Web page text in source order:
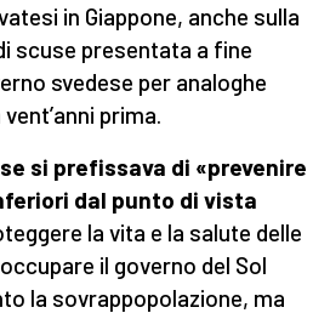
in Giappone, anche sulla
scuse presentata a fine
svedese per analoghe
prima.
si prefissava di «prevenire
dal punto di vista
la vita e la salute delle
il governo del Sol
la sovrappopolazione, ma